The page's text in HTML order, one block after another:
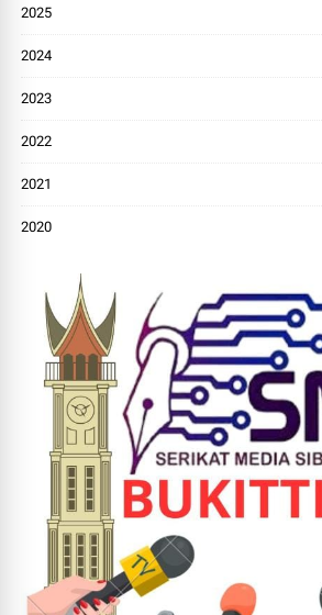
2025
2024
2023
2022
2021
2020